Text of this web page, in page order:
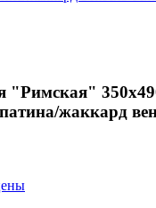
"Римская"
жаккард